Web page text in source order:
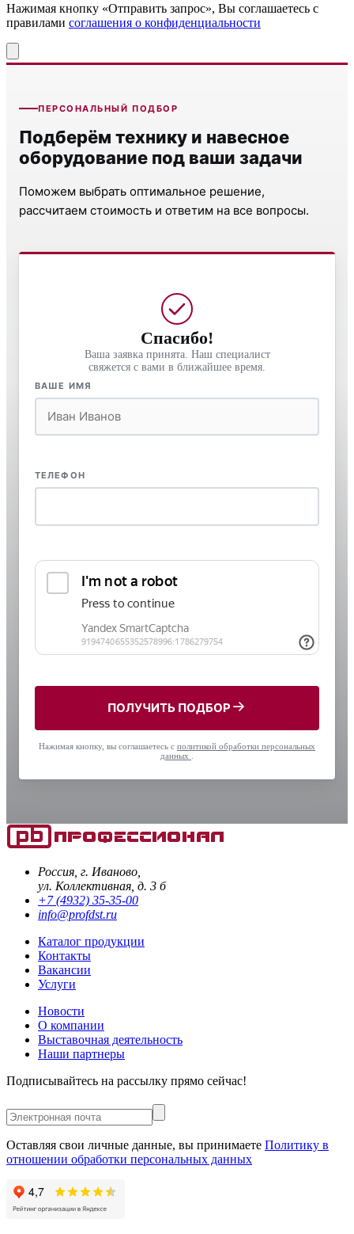
Нажимая кнопку «Отправить запрос», Вы соглашаетесь c
правилами соглашения о конфиденциальности
ПЕРСОНАЛЬНЫЙ ПОДБОР
Подберём технику и навесное
оборудование под ваши задачи
Поможем выбрать оптимальное решение,
рассчитаем стоимость и ответим на все вопросы.
Спасибо!
Ваша заявка принята. Наш специалист
свяжется с вами в ближайшее время.
ВАШЕ ИМЯ
ТЕЛЕФОН
ПОЛУЧИТЬ ПОДБОР
Нажимая кнопку, вы соглашаетесь с политикой обработки персональных
данных
Россия, г. Иваново,
ул. Коллективная, д. 3 б
+7 (4932) 35-35-00
info@profdst.ru
Каталог продукции
Контакты
Вакансии
Услуги
Новости
О компании
Выставочная деятельность
Наши партнеры
Подписывайтесь на рассылку прямо сейчас!
Оставляя свои личные данные, вы принимаете Политику в
отношении обработки персональных данных